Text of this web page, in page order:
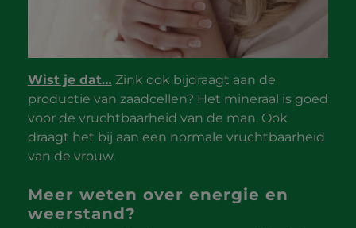
Wist je dat… Zink ook bijdraagt aan de
productie van zaadcellen? Het mineraal is goed
voor de vruchtbaarheid van de man. Ook
draagt het bij aan een normale vruchtbaarheid
van de vrouw.
Meer weten over energie en
weerstand?